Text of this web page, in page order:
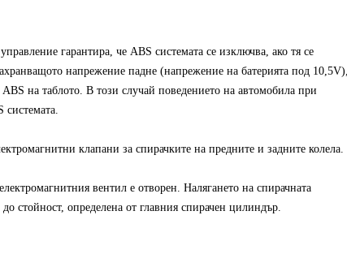
гарантира, че ABS системата се изключва, ако тя се
напрежение падне (напрежение на батерията под
на таблото. В този случай поведението на автомобила при
системата.
клапани за спирачките на предните и задните колела.
вентил е отворен. Налягането на спирачната
стойност, определена от главния спирачен цилиндър.